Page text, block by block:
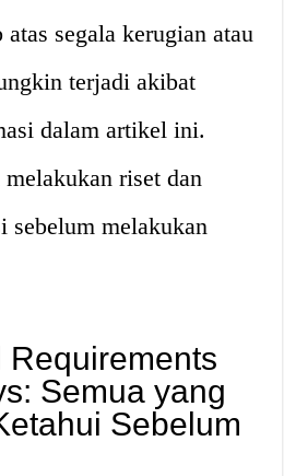
segala kerugian atau
terjadi akibat
dalam artikel ini.
riset dan
melakukan
Requirements
Semua yang
Sebelum